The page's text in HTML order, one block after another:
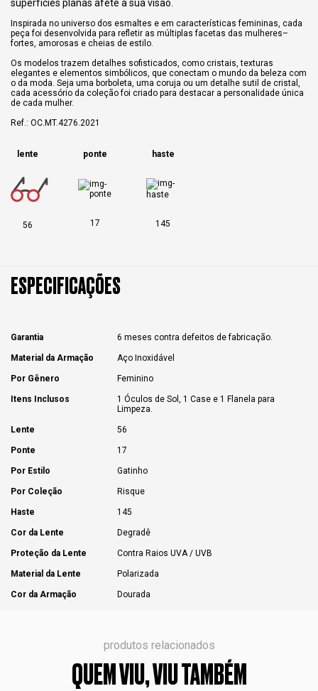
superfícies planas afete a sua visão.
Inspirada no universo dos esmaltes e em características femininas, cada
peça foi desenvolvida para refletir as múltiplas facetas das mulheres–
fortes, amorosas e cheias de estilo.
Os modelos trazem detalhes sofisticados, como cristais, texturas
elegantes e elementos simbólicos, que conectam o mundo da beleza com
o da moda. Seja uma borboleta, uma coruja ou um detalhe sutil de cristal,
cada acessório da coleção foi criado para destacar a personalidade única
de cada mulher.
Ref.: OC.MT.4276.2021
lente
56
ponte
17
haste
145
ESPECIFICAÇÕES
Garantia 6 meses contra defeitos de fabricação.
Material da Armação Aço Inoxidável
Por Gênero Feminino
Itens Inclusos
1 Óculos de Sol, 1 Case e 1 Flanela para
Limpeza.
Lente 56
Ponte 17
Por Estilo Gatinho
Por Coleção Risque
Haste 145
Cor da Lente Degradê
Proteção da Lente Contra Raios UVA / UVB
Material da Lente Polarizada
Cor da Armação Dourada
produtos relacionados
QUEM VIU, VIU TAMBÉM